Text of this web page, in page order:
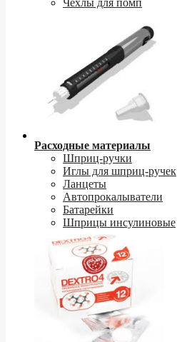
Расходные материалы
Шприц-ручки
Иглы для шприц-ручек
Ланцеты
Автопрокалыватели
Батарейки
Шприцы инсулиновые